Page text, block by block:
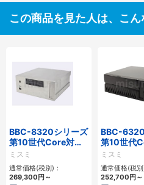
この商品を見た人は、こ
BBC-8320シリーズ
第10世代Core対応
小型フロアマウント
FAPC 2PCI・2PCIe
ミスミ
通常価格(税別)：
269,300円～
BBC-
第10世代
小型フロア
FAPC
ミスミ
通常価格(税別
252,700円～